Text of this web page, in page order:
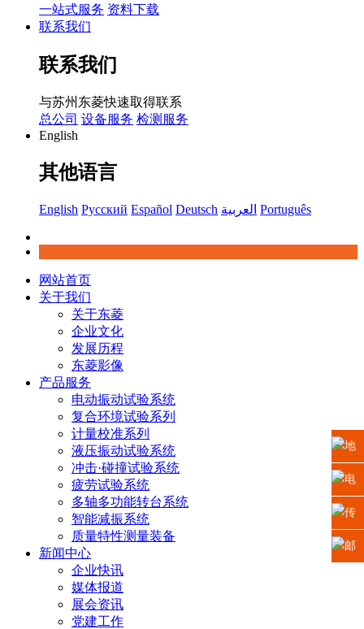
一站式服务 资料下载
联系我们
联系我们
与苏州东菱快速取得联系
总公司 设备服务 检测服务
English
其他语言
English Русский Español Deutsch العربية Português
网站首页
关于我们
关于东菱
企业文化
发展历程
东菱影像
产品服务
电动振动试验系统
复合环境试验系列
计量校准系列
液压振动试验系统
冲击·碰撞试验系统
疲劳试验系统
多轴多功能转台系统
智能减振系统
质量特性测量装备
新闻中心
企业快讯
媒体报道
展会资讯
党建工作
地
址：
江苏
省苏
电
话：
0512-
传
真：
邮